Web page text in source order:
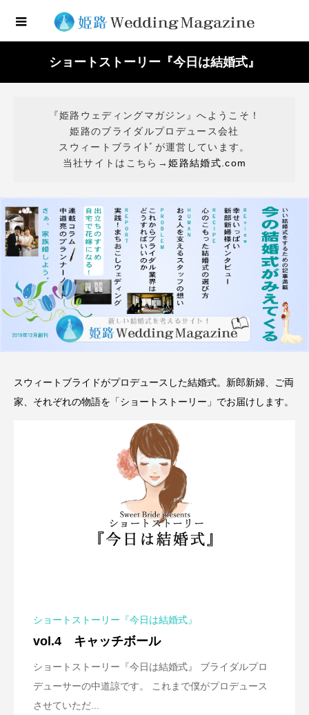
ショートストーリー『今日は結婚式』
『姫路ウェディングマガジン』へようこそ！
姫路のブライダルプロデュース会社
スウィートブライﾄﾞが運営しています。
当社サイトはこちら→姫路結婚式.com
スウィートブライドがプロデュースした結婚式。新郎新婦、ご両
家、それぞれの物語を「ショートストーリー」でお届けします。
ショートストーリー『今日は結婚式』
vol.4 キャッチボール
ショートストーリー『今日は結婚式』 ブライダルプロ
デューサーの中道諒です。 これまで僕がプロデュース
させていただ...